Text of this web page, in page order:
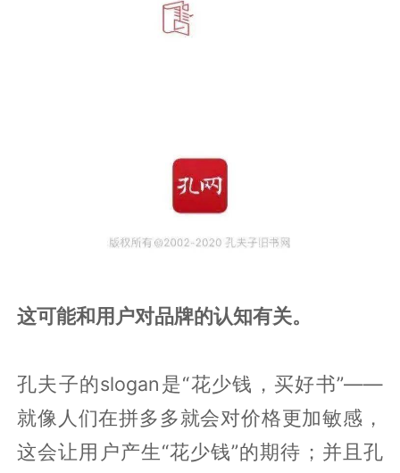
这可能和用户对品牌的认知有关。
孔夫子的slogan是“花少钱，买好书”——
就像人们在拼多多就会对价格更加敏感，
这会让用户产生“花少钱”的期待；并且孔